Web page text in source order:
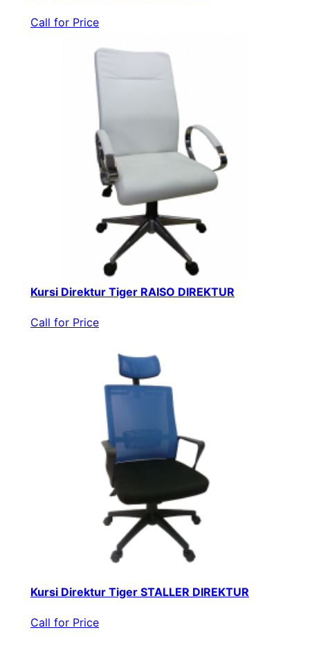
Call for Price
Kursi Direktur Tiger RAISO DIREKTUR
Call for Price
Kursi Direktur Tiger STALLER DIREKTUR
Call for Price